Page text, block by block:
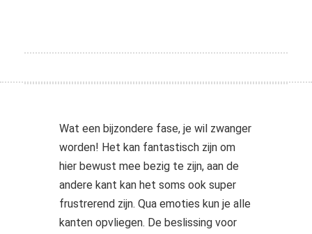
Wat een bijzondere fase, je wil zwanger
worden! Het kan fantastisch zijn om
hier bewust mee bezig te zijn, aan de
andere kant kan het soms ook super
frustrerend zijn. Qua emoties kun je alle
kanten opvliegen. De beslissing voor